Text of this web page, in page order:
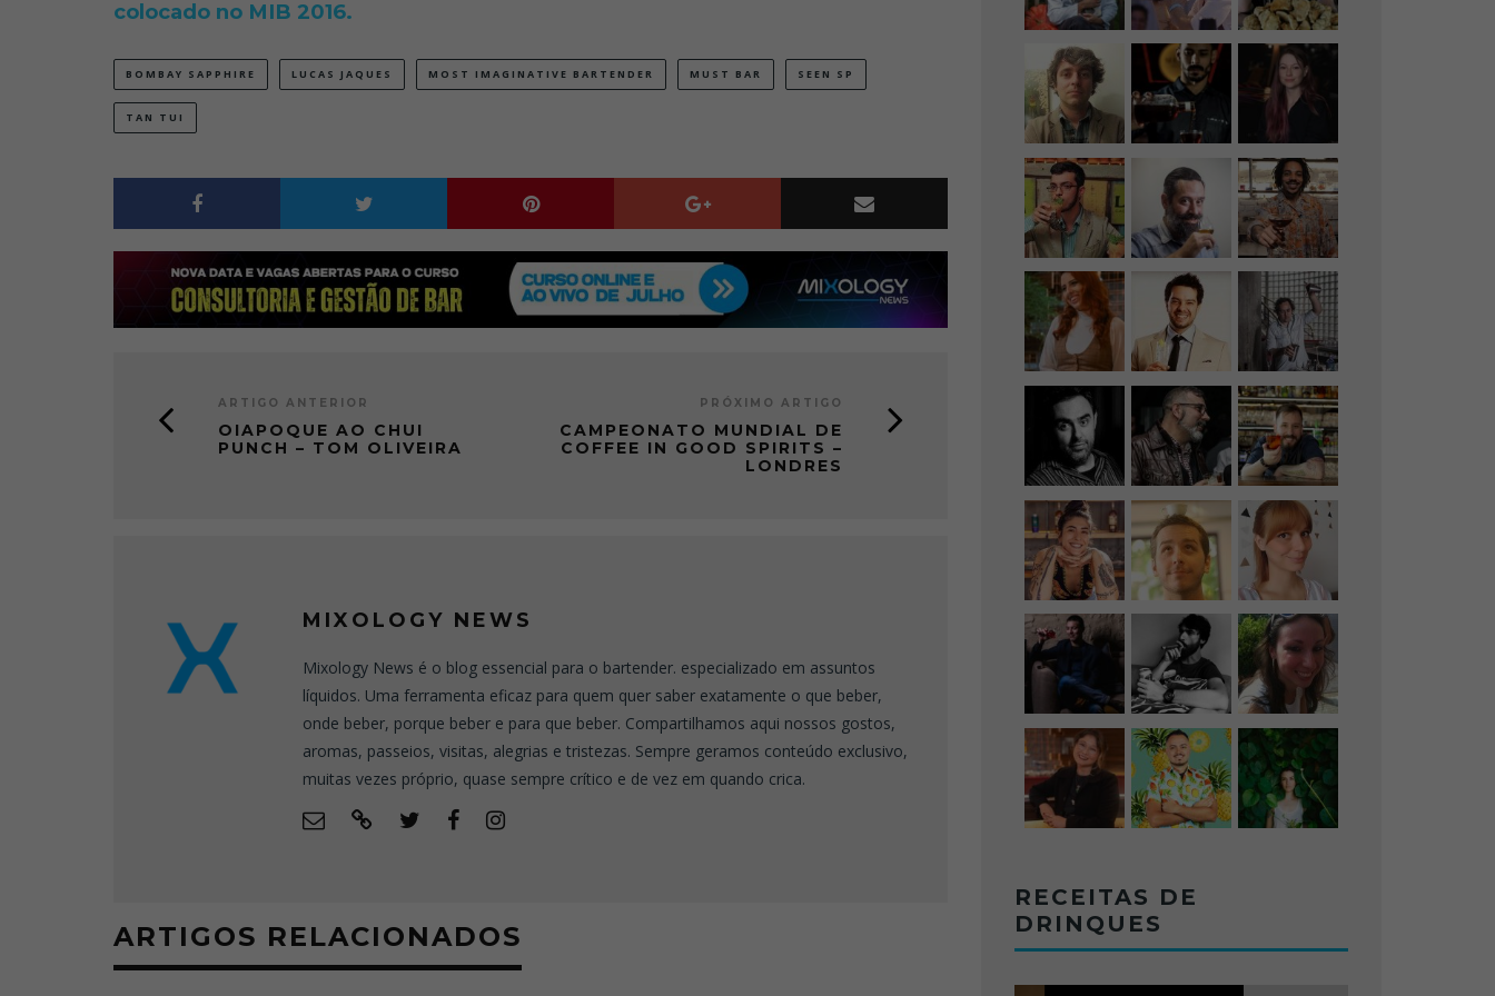
colocado no MIB 2016.
BOMBAY SAPPHIRE LUCAS JAQUES MOST IMAGINATIVE BARTENDER MUST BAR SEEN SP
TAN TUI
ARTIGO ANTERIOR
OIAPOQUE AO CHUI
PUNCH – TOM OLIVEIRA
PRÓXIMO ARTIGO
CAMPEONATO MUNDIAL DE
COFFEE IN GOOD SPIRITS –
LONDRES
MIXOLOGY NEWS
Mixology News é o blog essencial para o bartender. especializado em assuntos
líquidos. Uma ferramenta eficaz para quem quer saber exatamente o que beber,
onde beber, porque beber e para que beber. Compartilhamos aqui nossos gostos,
aromas, passeios, visitas, alegrias e tristezas. Sempre geramos conteúdo exclusivo,
muitas vezes próprio, quase sempre crítico e de vez em quando crica.
ARTIGOS RELACIONADOS
RECEITAS DE
DRINQUES